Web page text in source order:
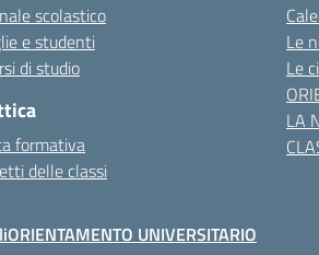
scolastico
e studenti
di studio
formativa
delle classi
Le
Le
LA
ORIENTAMENTO UNIVERSITARIO